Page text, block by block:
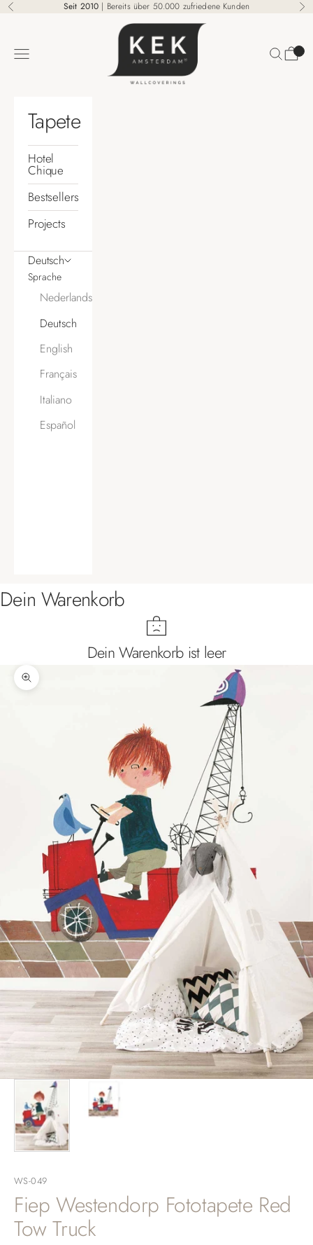
Zum Inhalt springen
Zurück Seit 2010 | Bereits über 50.000 zufriedene Kunden
KEK Amsterdam
Menü Suchen
Tapete
Hotel
Chique
Bestsellers
Projects
Deutsch
Sprache
Nederlands
Deutsch
English
Français
Italiano
Español
Dein Warenkorb
Dein Warenkorb ist leer
Bild vergrößern
WS-049
Fiep Westendorp Fototapete Red
Tow Truck